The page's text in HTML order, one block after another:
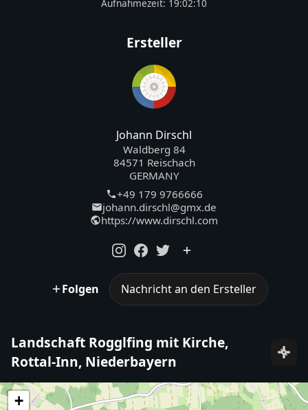
Aufnahmezeit: 19:02:10
Ersteller
Johann Dirschl
Waldberg 84
84571 Reischach
GERMANY
+49 179 9766666
johann.dirschl@gmx.de
https://www.dirschl.com
Folgen Nachricht an den Ersteller
Landschaft Rogglfing mit Kirche,
Rottal-Inn, Niederbayern
+